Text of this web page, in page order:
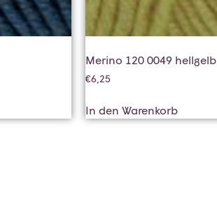
Merino 120 0049 hellgelb
€6,25
In den Warenkorb